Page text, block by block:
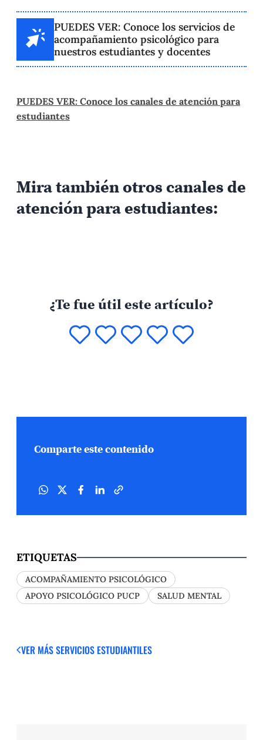
PUEDES VER: Conoce los servicios de
acompañamiento psicológico para
nuestros estudiantes y docentes
PUEDES VER: Conoce los canales de atención para
estudiantes
Mira también otros canales de
atención para estudiantes:
¿Te fue útil este artículo?
Comparte este contenido
ETIQUETAS
ACOMPAÑAMIENTO PSICOLÓGICO
APOYO PSICOLÓGICO PUCP
SALUD MENTAL
VER MÁSSERVICIOS ESTUDIANTILES